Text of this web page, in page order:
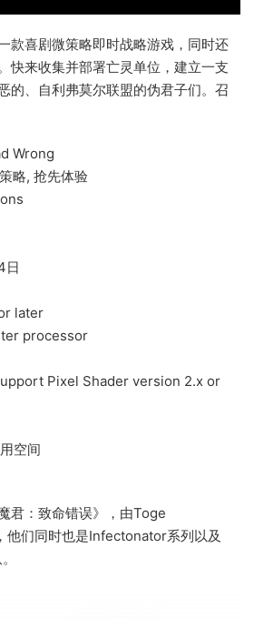
款喜剧微策略即时战略游戏，同时还
快来收集并部署亡灵单位，建立一支
的、自利弗莫尔联盟的伪君子们。召
Wrong
略, 抢先体验
日
later
processor
Pixel Shader version 2.x or
空间
君：致命错误》，由Toge
们同时也是Infectonator系列以及